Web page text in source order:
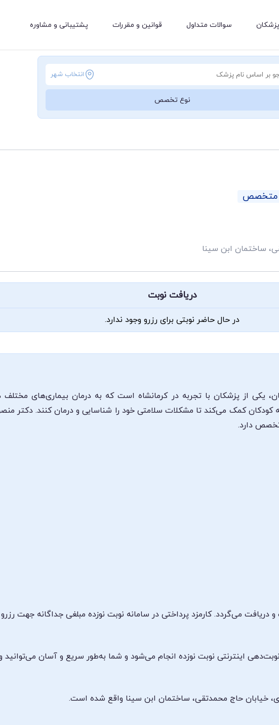
سوالات متداول قوانین و مقررات پشتیبانی و مشاوره
انتخاب شهر
نوع تخصص
متخصص
ساختمان ابن سینا
دریافت نوبت
در حال حاضر نوبتی برای رزرو وجود ندارد.
از پزشکان با تجربه در کرمانشاه است که به درمان بیماری‌های مختلف
کودکان کمک می‌کند تا مشکلات سلامتی خود را شناسایی و درمان کنند. دکتر
دارد.
می‌گردد. کارمزد پرداختی در سامانه نوبت نوزده مبلغی جداگانه جهت
اینترنتی نوبت نوزده انجام می‌شود و شما به‌طور سریع و آسان
خیابان حاج محمدتقی، ساختمان ابن سینا واقع شده است.